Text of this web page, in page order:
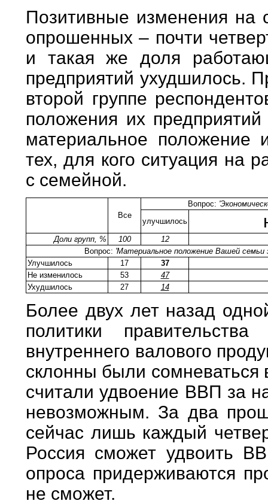
Позитивные изменения на
опрошенных – почти
и такая же доля
предприятий ухудшилось.
второй группе
положения их
материальное положение
тех, для кого ситуация на
с семейной.
Все
Вопрос:
улучшилось
Доли групп, % 100
12
Вопрос: 'Материальное положение Вашей семьи
Улучшилось
17
37
Не изменилось
53
47
Ухудшилось
27 14
Более двух лет назад
политики
внутреннего валового
склонны были сомневаться
считали удвоение ВВП за
невозможным. За два
сейчас лишь каждый
Россия сможет удвоить
опроса придерживаются
не сможет.